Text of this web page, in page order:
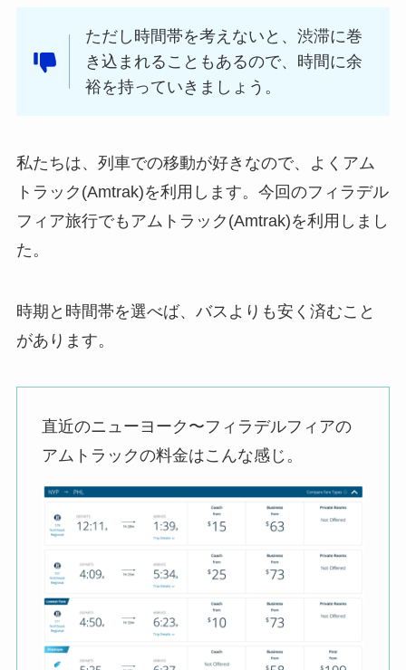
ただし時間帯を考えないと、渋滞に巻
き込まれることもあるので、時間に余
裕を持っていきましょう。
私たちは、列車での移動が好きなので、よくアム
トラック(Amtrak)を利用します。今回のフィラデル
フィア旅行でもアムトラック(Amtrak)を利用しまし
た。
時期と時間帯を選べば、バスよりも安く済むこと
があります。
直近のニューヨーク〜フィラデルフィアの
アムトラックの料金はこんな感じ。